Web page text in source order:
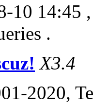
10 14:45
.
X3.4
2020,